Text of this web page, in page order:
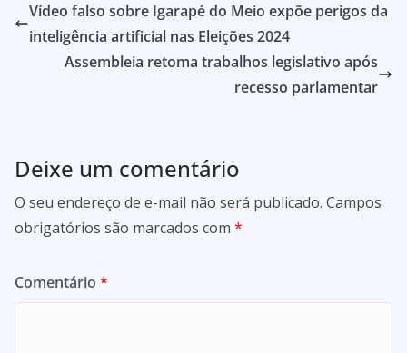
Vídeo falso sobre Igarapé do Meio expõe perigos da
inteligência artificial nas Eleições 2024
Assembleia retoma trabalhos legislativo após
recesso parlamentar
Deixe um comentário
O seu endereço de e-mail não será publicado. Campos
obrigatórios são marcados com *
Comentário *